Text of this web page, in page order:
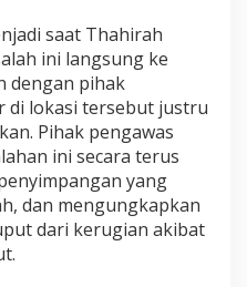
saat Thahirah
ini langsung ke
dengan pihak
di lokasi tersebut justru
Pihak pengawas
ini secara terus
yang
dan mengungkapkan
dari kerugian akibat